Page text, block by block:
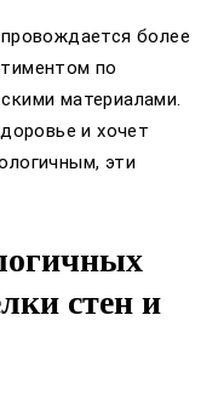
более
по
материалами.
и хочет
эти
стен и